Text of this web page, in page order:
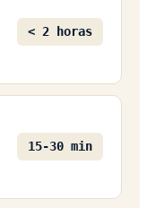
< 2 horas
15-30 min